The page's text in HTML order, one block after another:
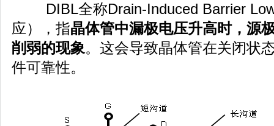
DIBL全称Drain-Induced Barrier
应），指晶体管中漏极电压升高时，源
削弱的现象。这会导致晶体管在关闭状
件可靠性。